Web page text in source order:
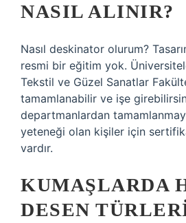
NASIL ALINIR?
Nasıl deskinator olurum?
resmi bir eğitim yok.
Tekstil ve Güzel Sanatlar
tamamlanabilir ve işe
departmanlardan
yeteneği olan kişiler için
vardır.
KUMAŞLARDA
DESEN